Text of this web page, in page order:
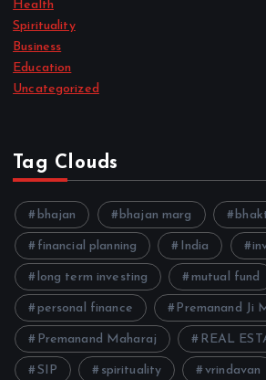
Health
Spirituality
Business
Education
Uncategorized
Tag Clouds
bhajan bhajan marg
financial planning India
long term investing mutual fund
personal finance Premanand Ji
Premanand Maharaj REAL
SIP spirituality vrindavan